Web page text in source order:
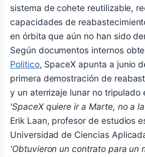
sistema de cohete reutilizable,
capacidades de
en órbita que aún no han sido
Según documentos internos
Politico, SpaceX apunta a junio
primera demostración de
y un aterrizaje lunar no tripulado
'SpaceX quiere ir a Marte, no a
Erik Laan, profesor de estudios
Universidad de Ciencias
'Obtuvieron un contrato para un